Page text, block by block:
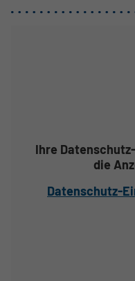
Ihre
die
Datenschutz-